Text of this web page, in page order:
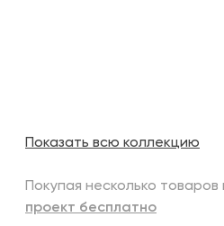
Показать всю коллекцию
Покупая несколько товаров
проект бесплатно